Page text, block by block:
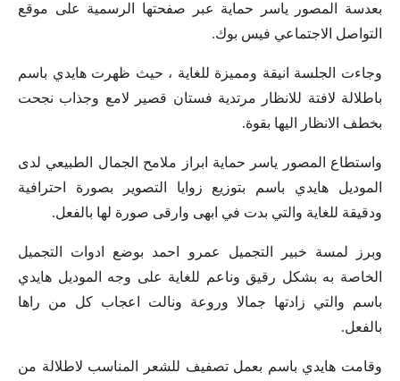
بعدسة المصور ياسر حماية عبر صفحتها الرسمية على موقع
التواصل الاجتماعي فيس بوك.
وجاءت الجلسة انيقة ومميزة للغاية ، حيث ظهرت هايدي باسم
باطلالة لافتة للانظار مرتدية فستان قصير لامع وجذاب نجحت
بخطف الانظار اليها بقوة.
واستطاع المصور ياسر حماية ابراز ملامح الجمال الطبيعي لدى
الموديل هايدي باسم بتوزيع زوايا التصوير بصورة احترافية
ودقيقة للغاية والتي بدت في ابهى وارقى صورة لها بالفعل.
وبرز لمسة خبير التجميل عمرو احمد بوضع ادوات التجميل
الخاصة به بشكل رقيق وناعم للغاية على وجه الموديل هايدي
باسم والتي زادتها جمالا وروعة ونالت اعجاب كل من راها
بالفعل.
وقامت هايدي باسم بعمل تصفيف للشعر المناسب لاطلالة من